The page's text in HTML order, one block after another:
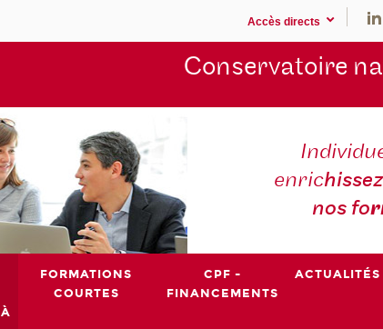
Accès directs
Conservatoire na
enric
nos fo
FORMATIONS
COURTES
CPF -
FINANCEMENTS